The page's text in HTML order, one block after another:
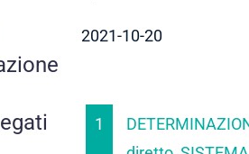
2021-10-20
1